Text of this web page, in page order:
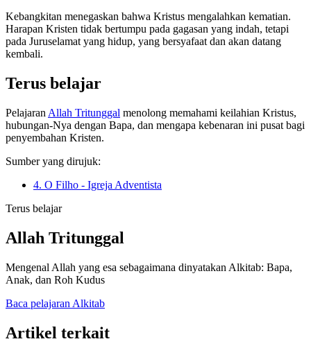
Kebangkitan menegaskan bahwa Kristus mengalahkan kematian.
Harapan Kristen tidak bertumpu pada gagasan yang indah, tetapi
pada Juruselamat yang hidup, yang bersyafaat dan akan datang
kembali.
Terus belajar
Pelajaran Allah Tritunggal menolong memahami keilahian Kristus,
hubungan-Nya dengan Bapa, dan mengapa kebenaran ini pusat bagi
penyembahan Kristen.
Sumber yang dirujuk:
4. O Filho - Igreja Adventista
Terus belajar
Allah Tritunggal
Mengenal Allah yang esa sebagaimana dinyatakan Alkitab: Bapa,
Anak, dan Roh Kudus
Baca pelajaran Alkitab
Artikel terkait